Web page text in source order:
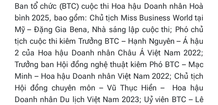
Ban tổ chức (BTC) cuộc thi Hoa hậu Doanh nhân Hoà
bình 2025, bao gồm: Chủ tịch Miss Business Worldtại
Mỹ– Đặng Gia Bena, Nhà sáng lập cuộc thi; Phó chủ
tịch cuộc thi kiêm Trưởng BTC – Hạnh Nguyên– Á hậu
2 của Hoa hậu Doanh nhân Châu Á Việt Nam 2022;
Trưởng ban Hội đồng nghệ thuật kiêm Phó BTC – Mạc
Minh – Hoa hậu Doanh nhân Việt Nam 2022; Chủ tịch
Hội đồng chuyên môn – Vũ Thục Hiền –
Hoa hậu
Doanh nhân Du lịch Việt Nam 2023; Uỷ viên BTC – Lê